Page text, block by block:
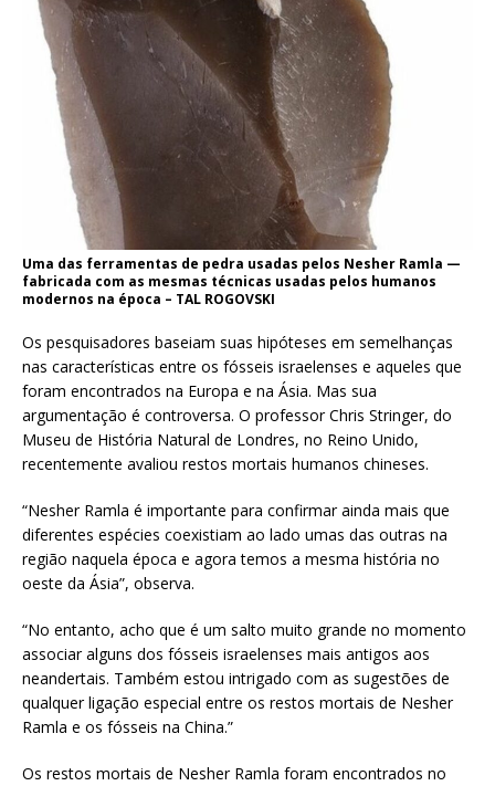
Uma das ferramentas de pedra usadas pelos Nesher Ramla —
fabricada com as mesmas técnicas usadas pelos humanos
modernos na época – TAL ROGOVSKI
Os pesquisadores baseiam suas hipóteses em semelhanças
nas características entre os fósseis israelenses e aqueles que
foram encontrados na Europa e na Ásia. Mas sua
argumentação é controversa. O professor Chris Stringer, do
Museu de História Natural de Londres, no Reino Unido,
recentemente avaliou restos mortais humanos chineses.
“Nesher Ramla é importante para confirmar ainda mais que
diferentes espécies coexistiam ao lado umas das outras na
região naquela época e agora temos a mesma história no
oeste da Ásia”, observa.
“No entanto, acho que é um salto muito grande no momento
associar alguns dos fósseis israelenses mais antigos aos
neandertais. Também estou intrigado com as sugestões de
qualquer ligação especial entre os restos mortais de Nesher
Ramla e os fósseis na China.”
Os restos mortais de Nesher Ramla foram encontrados no